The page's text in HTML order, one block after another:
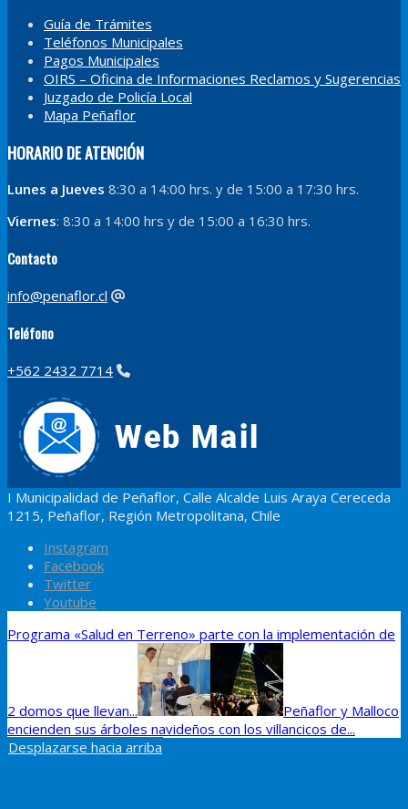
Guía de Trámites
Teléfonos Municipales
Pagos Municipales
OIRS – Oficina de Informaciones Reclamos y Sugerencias
Juzgado de Policía Local
Mapa Peñaflor
HORARIO DE ATENCIÓN
Lunes a Jueves 8:30 a 14:00 hrs. y de 15:00 a 17:30 hrs.
Viernes: 8:30 a 14:00 hrs y de 15:00 a 16:30 hrs.
Contacto
info@penaflor.cl
Teléfono
+562 2432 7714
I Municipalidad de Peñaflor, Calle Alcalde Luis Araya Cereceda
1215, Peñaflor, Región Metropolitana, Chile
Instagram
Facebook
Twitter
Youtube
Programa «Salud en Terreno» parte con la implementación de
2 domos que llevan...
Peñaflor y Malloco
encienden sus árboles navideños con los villancicos de...
Desplazarse hacia arriba